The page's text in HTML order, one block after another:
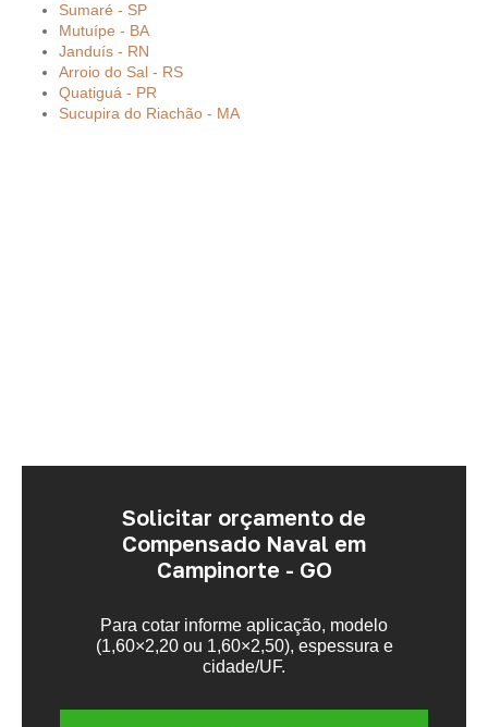
Sumaré - SP
Mutuípe - BA
Janduís - RN
Arroio do Sal - RS
Quatiguá - PR
Sucupira do Riachão - MA
Solicitar orçamento de
Compensado Naval em
Campinorte - GO
Para cotar informe aplicação, modelo
(1,60×2,20 ou 1,60×2,50), espessura e
cidade/UF.